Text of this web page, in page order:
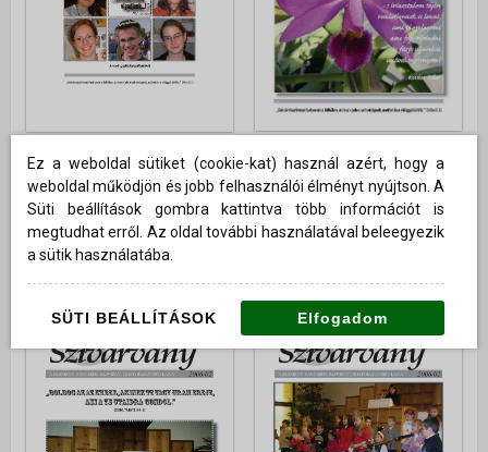
2006. április
"Krisztus feltámadott...
...örvendezzünk,
vígadjunk...!" 165.
2006. március
Nőnapi köszöntő
Ez a weboldal sütiket (cookie-kat) használ azért, hogy a
weboldal működjön és jobb felhasználói élményt nyújtson. A
Süti beállítások gombra kattintva több információt is
megtudhat erről. Az oldal további használatával beleegyezik
a sütik használatába.
SÜTI BEÁLLÍTÁSOK Elfogadom